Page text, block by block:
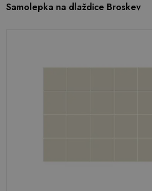
Samolepka na dlaždice Broskev